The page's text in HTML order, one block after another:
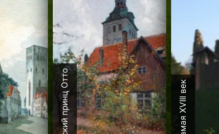
Датский принц Отто Каламая XVIII век